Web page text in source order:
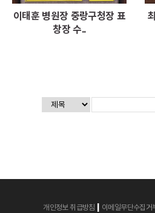
이태훈 병원장 중랑구청장 표
창장 수..
개인정보 취급방침 | 이메일무단수집거